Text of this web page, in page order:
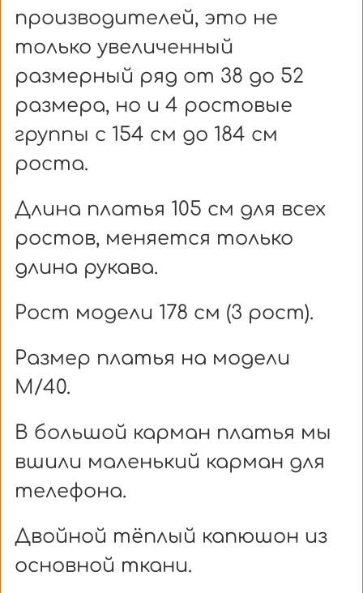
производителей, это не
только увеличенный
размерный ряд от 38 до 52
размера, но и 4 ростовые
группы с 154 см до 184 см
роста.
Длина платья 105 см для всех
ростов, меняется только
длина рукава.
Рост модели 178 см (3 рост).
Размер платья на модели
М/40.
В большой карман платья мы
вшили маленький карман для
телефона.
Двойной тёплый капюшон из
основной ткани.